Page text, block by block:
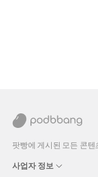
팟빵에 게시된 모든 콘
사업자 정보